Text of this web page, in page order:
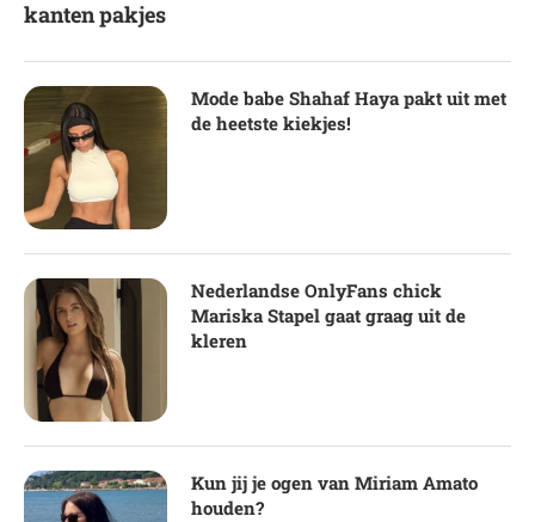
kanten pakjes
Mode babe Shahaf Haya pakt uit met
de heetste kiekjes!
Nederlandse OnlyFans chick
Mariska Stapel gaat graag uit de
kleren
Kun jij je ogen van Miriam Amato
houden?